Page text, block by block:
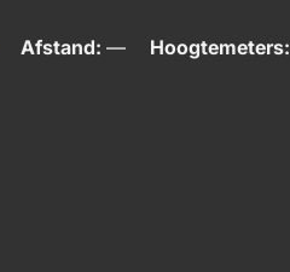
Afstand: — Hoogtemeters: